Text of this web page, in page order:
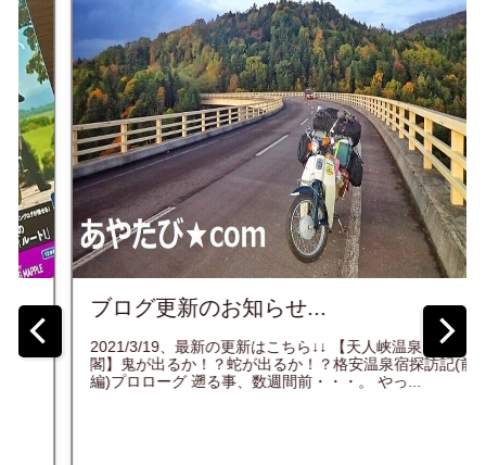
ブログ更新のお知らせ...
2021/3/19、最新の更新はこちら↓↓ 【天人峡温泉 天人
閣】鬼が出るか！？蛇が出るか！？格安温泉宿探訪記(前
編)プロローグ 遡る事、数週間前・・・。 やっ...